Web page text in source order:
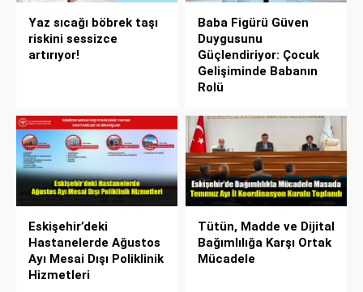
Yaz sıcağı böbrek taşı
riskini sessizce
artırıyor!
Baba Figürü Güven
Duygusunu
Güçlendiriyor: Çocuk
Gelişiminde Babanın
Rolü
Eskişehir’deki
Hastanelerde Ağustos
Ayı Mesai Dışı Poliklinik
Hizmetleri
Tütün, Madde ve Dijital
Bağımlılığa Karşı Ortak
Mücadele